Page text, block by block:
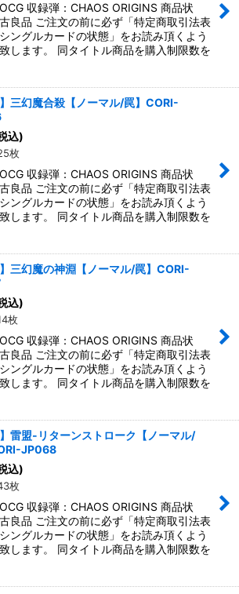
収録弾：CHAOS ORIGINS 商品状
良品 ご注文の前に必ず「特定商取引法表
ングルカードの状態」をお読み頂くよう
します。 同タイトル商品を購入制限数を
】三幻魔合殺【ノーマル/罠】CORI-
込)
枚
収録弾：CHAOS ORIGINS 商品状
良品 ご注文の前に必ず「特定商取引法表
ングルカードの状態」をお読み頂くよう
します。 同タイトル商品を購入制限数を
】三幻魔の神淵【ノーマル/罠】CORI-
込)
枚
収録弾：CHAOS ORIGINS 商品状
良品 ご注文の前に必ず「特定商取引法表
ングルカードの状態」をお読み頂くよう
します。 同タイトル商品を購入制限数を
】雷盟-リターンストローク【ノーマル/
JP068
込)
枚
収録弾：CHAOS ORIGINS 商品状
良品 ご注文の前に必ず「特定商取引法表
ングルカードの状態」をお読み頂くよう
します。 同タイトル商品を購入制限数を